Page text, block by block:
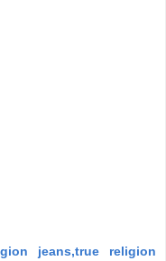
jeans,true religion